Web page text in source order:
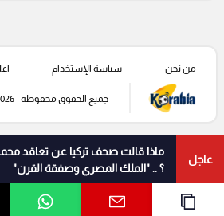
عاجل
ماذا قالت صحف تركيا عن تعاقد
؟ .. "الملك المصري وصفقة القرن"
من نحن سياسة الإستخدام
جميع الحقوق محفوظة - 2026 ©